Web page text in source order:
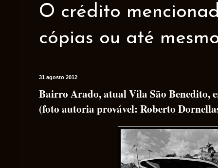
O crédito
cópias ou até
31 agosto 2012
Bairro Arado, atual Vila São Benedito,
(foto autoria provável: Roberto